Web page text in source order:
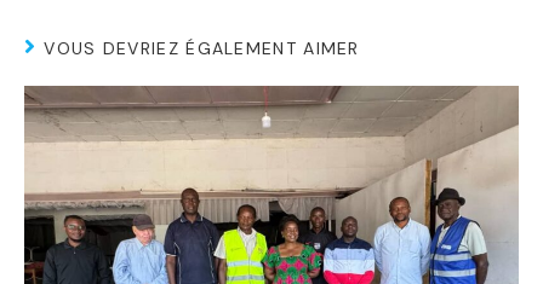
VOUS DEVRIEZ ÉGALEMENT AIMER